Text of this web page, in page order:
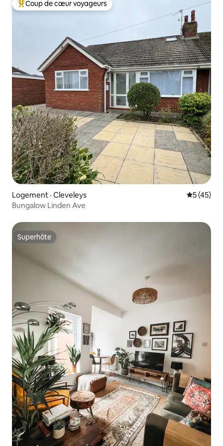
Coup de cœur voyageurs parmi les plus aimés
Coup de cœur voyageurs
Logement · Cleveleys Note
5 (45)
Bungalow Linden Ave
Superhôte
Superhôte